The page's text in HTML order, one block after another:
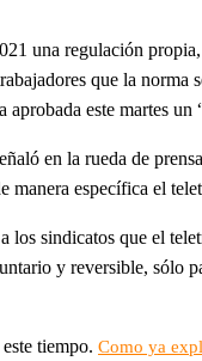
una regulación
que la
aprobada este martes
en la rueda de
manera específica el
los sindicatos que el
y reversible, sólo
tiempo. Como ya